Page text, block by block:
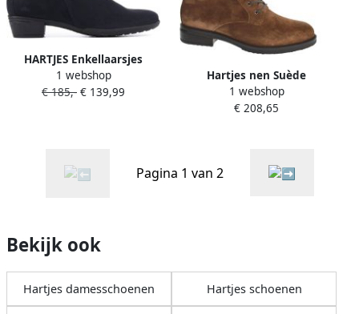
HARTJES Enkellaarsjes
Dames 172.0197 Maat: 37 5
Materiaal: Nubuck Kleur:
1 webshop
€ 185,- € 139,99
Hartjes nen Suède
Enkellaarsjes Laarzen
130372 Cognac
1 webshop
€ 208,65
Pagina 1 van 2
Bekijk ook
Hartjes damesschoenen Hartjes schoenen